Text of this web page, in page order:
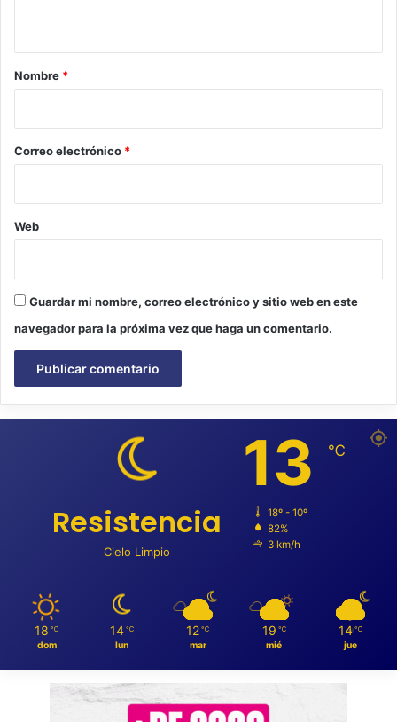
r
*
Nombre *
Correo electrónico *
Web
Guardar mi nombre, correo electrónico y sitio web en este
navegador para la próxima vez que haga un comentario.
Resistencia
Cielo Limpio
13 ℃
18º - 10º
82%
3 km/h
18 ℃
dom
14 ℃
lun
12 ℃
mar
19 ℃
mié
14 ℃
jue